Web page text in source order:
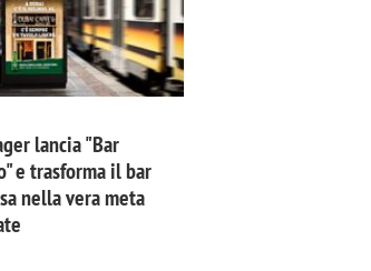
lancia "Bar
e trasforma il bar
nella vera meta